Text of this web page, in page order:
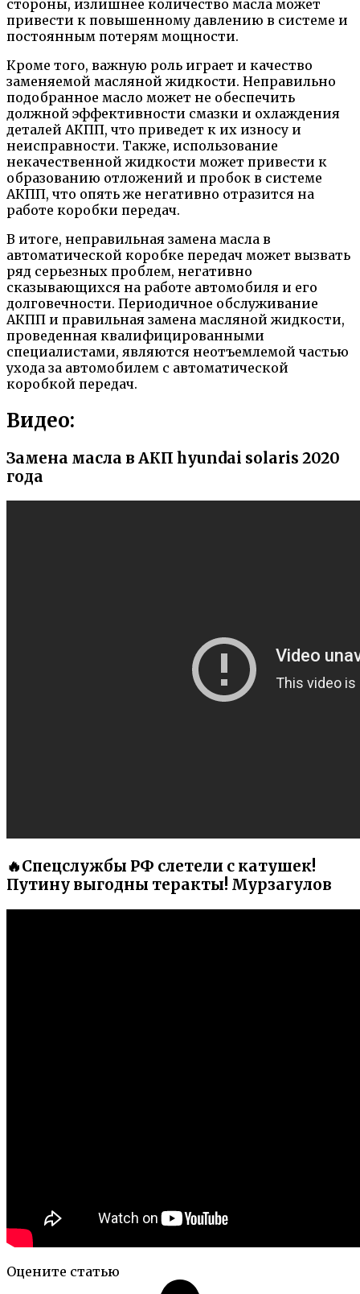
стороны, излишнее количество масла может
привести к повышенному давлению в системе и
постоянным потерям мощности.
Кроме того, важную роль играет и качество
заменяемой масляной жидкости. Неправильно
подобранное масло может не обеспечить
должной эффективности смазки и охлаждения
деталей АКПП, что приведет к их износу и
неисправности. Также, использование
некачественной жидкости может привести к
образованию отложений и пробок в системе
АКПП, что опять же негативно отразится на
работе коробки передач.
В итоге, неправильная замена масла в
автоматической коробке передач может вызвать
ряд серьезных проблем, негативно
сказывающихся на работе автомобиля и его
долговечности. Периодичное обслуживание
АКПП и правильная замена масляной жидкости,
проведенная квалифицированными
специалистами, являются неотъемлемой частью
ухода за автомобилем с автоматической
коробкой передач.
Видео:
Замена масла в АКП hyundai solaris 2020
года
🔥Спецслужбы РФ слетели с катушек!
Путину выгодны теракты! Мурзагулов
Оцените статью